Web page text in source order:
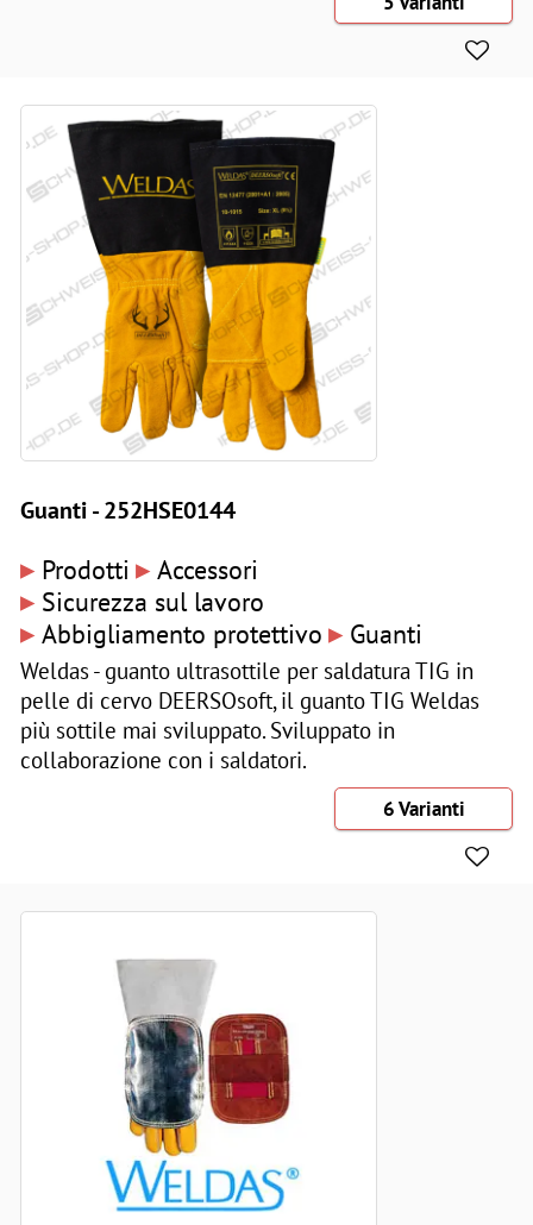
Guanti - 252HSE0144
▸ Prodotti ▸ Accessori
▸ Sicurezza sul lavoro
▸ Abbigliamento protettivo ▸ Guanti
Weldas - guanto ultrasottile per saldatura TIG in
pelle di cervo DEERSOsoft, il guanto TIG Weldas
più sottile mai sviluppato. Sviluppato in
collaborazione con i saldatori.
6 Varianti